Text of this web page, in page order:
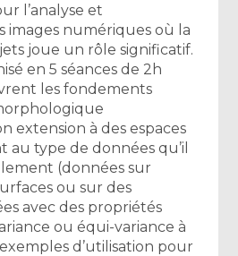
l’analyse et
images numériques où la
joue un rôle significatif.
en 5 séances de 2h
les fondements
extension à des espaces
type de données qu’il
(données sur
ou sur des
avec des propriétés
ou équi-variance à
d’utilisation pour